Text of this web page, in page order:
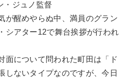
・ジュノ監督
が醒めやらぬ中、満員のグラン
シアター12で舞台挨拶が行われ
面について問われた町田は「ド
しないタイプなのですが、今日